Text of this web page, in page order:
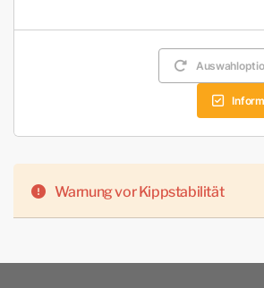
Warnung vor Kippstabilität